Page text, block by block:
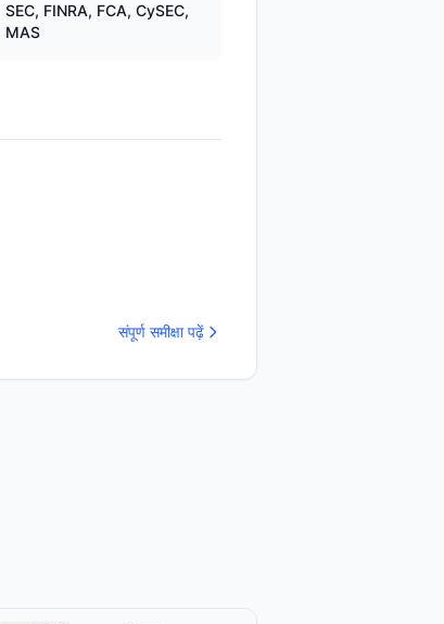
SEC, FINRA, FCA, CySEC,
MAS
संपूर्ण समीक्षा पढ़ें